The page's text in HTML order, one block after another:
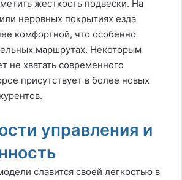
жесткость подвески. На
неровных покрытиях езда
комфортной, что особенно
маршрутах. Некоторым
не хватать современного
присутствует в более новых
управления и
славится своей легкостью в